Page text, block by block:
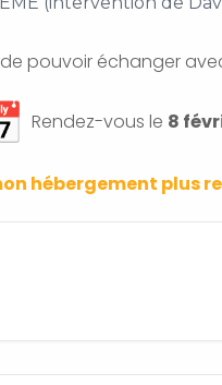
pouvoir échanger
Rendez-vous le 8
hébergement plus